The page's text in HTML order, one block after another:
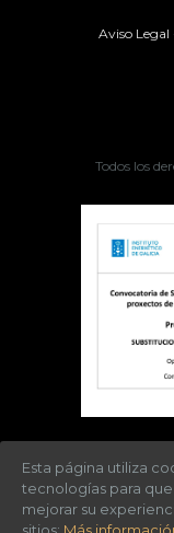
Aviso Legal
Todos los
Esta página utiliza
tecnologías para
mejorar su